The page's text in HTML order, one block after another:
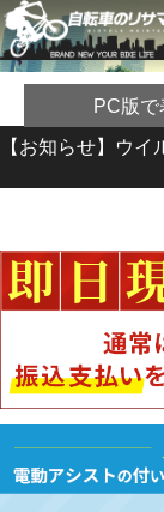
PC版で
【お知らせ】ウ